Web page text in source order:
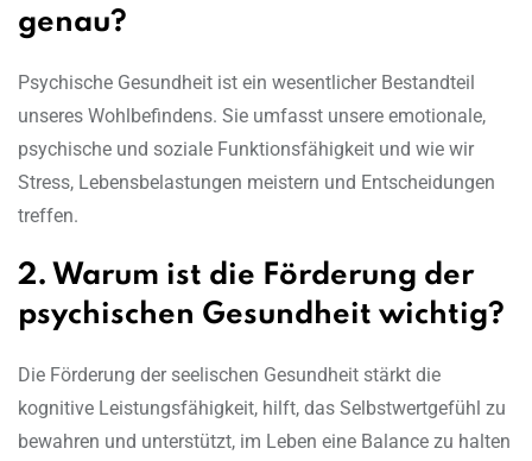
genau?
Psychische Gesundheit ist ein wesentlicher Bestandteil
unseres Wohlbefindens. Sie umfasst unsere emotionale,
psychische und soziale Funktionsfähigkeit und wie wir
Stress, Lebensbelastungen meistern und Entscheidungen
treffen.
2. Warum ist die Förderung der
psychischen Gesundheit wichtig?
Die Förderung der seelischen Gesundheit stärkt die
kognitive Leistungsfähigkeit, hilft, das Selbstwertgefühl zu
bewahren und unterstützt, im Leben eine Balance zu halten